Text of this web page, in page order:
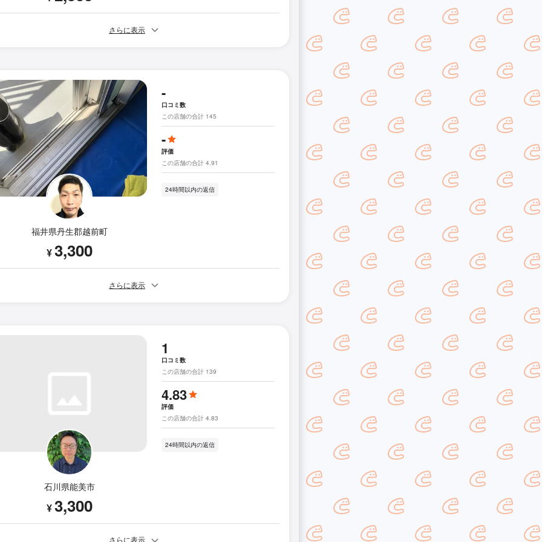
さらに表示
福井県丹生郡越前町
¥3,300
-
口コミ数
この店舗の合計 145
-
評価
この店舗の合計 4.91
24時間以内の返信
さらに表示
石川県能美市
¥3,300
1
口コミ数
この店舗の合計 139
4.83
評価
この店舗の合計 4.83
24時間以内の返信